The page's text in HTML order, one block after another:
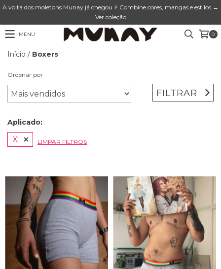
A volta dos moletons Munay já chegou ⚡ Combine cores, mangas e estilos →
Ver coleção
MENU 0
Início / Boxers
Ordenar por
FILTRAR
Aplicado:
Xl
LIMPAR FILTROS